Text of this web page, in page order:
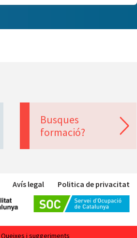
Busques
formació?
Avís legal Politica de privacitat
Queixes i suggeriments